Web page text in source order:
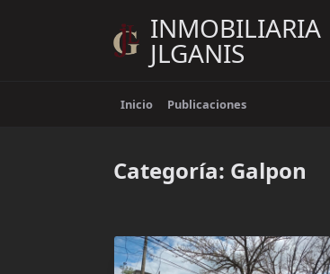
INMOBILIARIA
JLGANIS
Inicio Publicaciones
Categoría: Galpon